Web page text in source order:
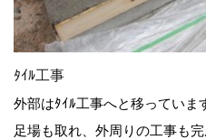
ﾀｲﾙ工事
外部はﾀｲﾙ工事へと移っていま
足場も取れ、外周りの工事も